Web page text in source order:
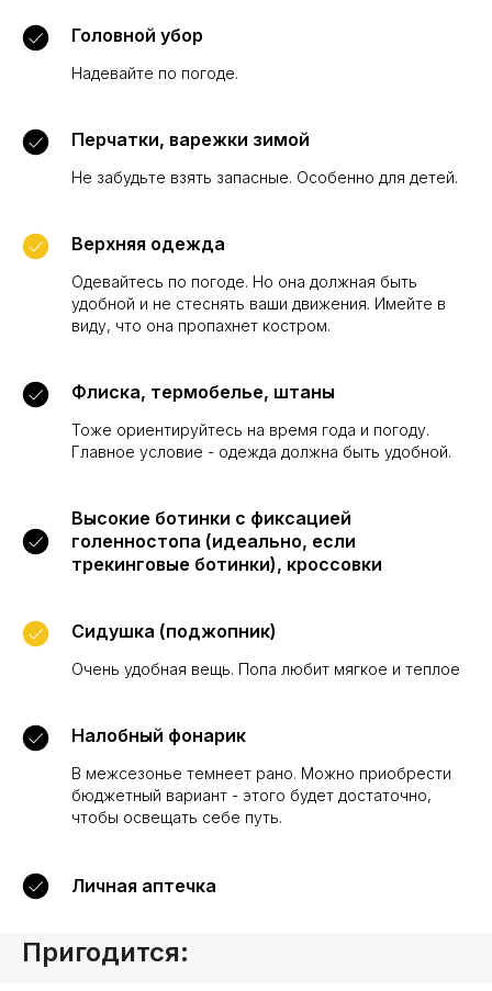
Головной убор
Надевайте по погоде.
Перчатки, варежки зимой
Не забудьте взять запасные. Особенно для детей.
Верхняя одежда
Одевайтесь по погоде. Но она должная быть
удобной и не стеснять ваши движения. Имейте в
виду, что она пропахнет костром.
Флиска, термобелье, штаны
Тоже ориентируйтесь на время года и погоду.
Главное условие - одежда должна быть удобной.
Высокие ботинки с фиксацией
голенностопа (идеально, если
трекинговые ботинки), кроссовки
Сидушка (поджопник)
Очень удобная вещь. Попа любит мягкое и теплое
Налобный фонарик
В межсезонье темнеет рано. Можно приобрести
бюджетный вариант - этого будет достаточно,
чтобы освещать себе путь.
Личная аптечка
Пригодится: